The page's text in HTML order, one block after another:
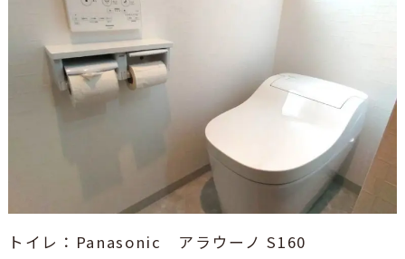
トイレ：Panasonic アラウーノ S160